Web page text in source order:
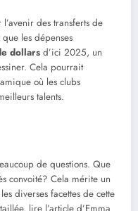
des transferts de
les dépenses
dollars d’ici 2025, un
Cela pourrait
où les clubs
talents.
de questions. Que
convoité? Cela mérite un
diverses facettes de cette